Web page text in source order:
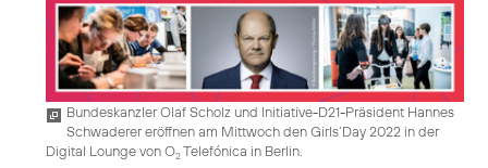
Bundeskanzler Olaf Scholz und Initiative-D21-Präsident Hannes
Schwaderer eröffnen am Mittwoch den Girls‘Day 2022 in der
Digital Lounge von O2Telefónica in Berlin.